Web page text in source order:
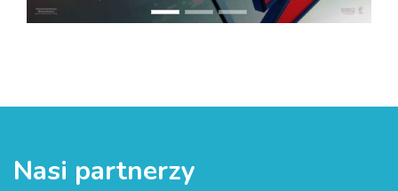
Nasi partnerzy